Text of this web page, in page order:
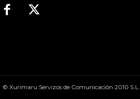
© Xurimaru Servizos de Comunicación 2010 S.L.